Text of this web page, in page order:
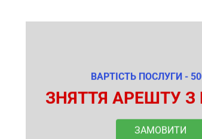
ВАРТІСТЬ ПОСЛУГИ -
ЗНЯТТЯ АРЕШТУ З
ЗАМОВИТИ